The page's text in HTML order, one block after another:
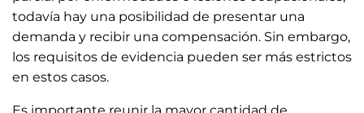
todavía hay una posibilidad de presentar una
demanda y recibir una compensación. Sin embargo,
los requisitos de evidencia pueden ser más estrictos
en estos casos.
Es importante reunir la mayor cantidad de